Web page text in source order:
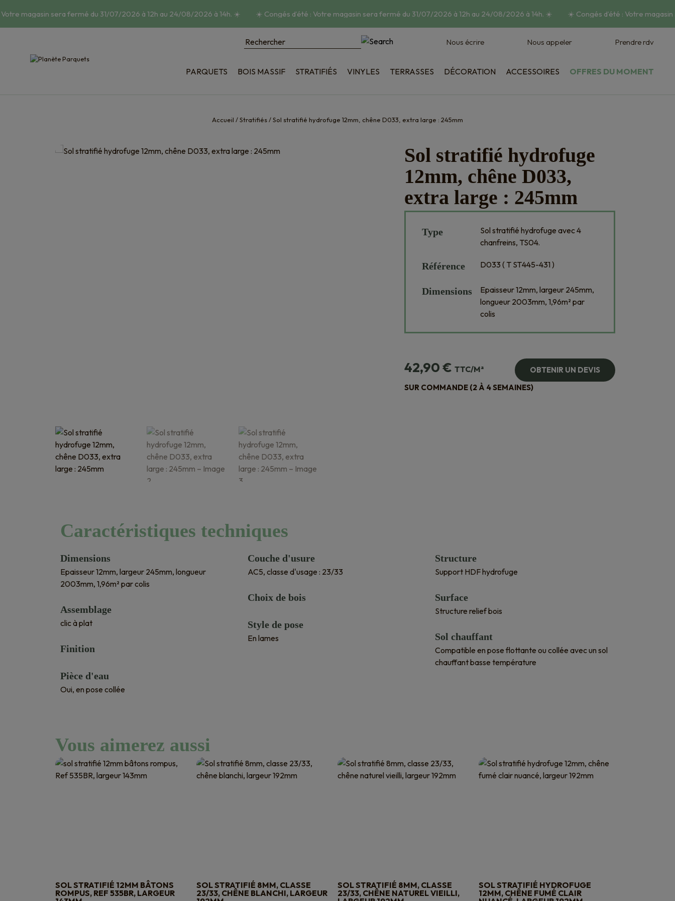
magasin sera fermé du 31/07/2026 à 12h au 24/08/2026 à 14h.☀️ ☀️Congés d’été : Votre magasin sera fermé du 31/07/2026 à 12h au 24/08/2026 à 14h.☀️ ☀️Congés d’été : Votre magasin
Nous écrire Nous appeler Prendre rdv
PARQUETS
Bois exotique
BOIS MASSIF STRATIFIÉS VINYLES
TERRASSES
Accessoires
DÉCORATION
ACCESSOIRES OFFRES DU MOMENT
Accueil /Stratifiés/Sol stratifié hydrofuge 12mm, chêne D033, extra large : 245mm
Sol stratifié hydrofuge
12mm, chêne D033,
extra large : 245mm
Type
Sol stratifié hydrofuge avec 4
chanfreins, TS04.
Référence D033 ( T ST445-431 )
Dimensions
Epaisseur 12mm, largeur 245mm,
longueur 2003mm, 1,96m² par
colis
42,90€ TTC/M²
OBTENIR UN DEVIS
SUR COMMANDE (2 À 4 SEMAINES)
Caractéristiques techniques
Dimensions
Epaisseur 12mm, largeur 245mm, longueur
2003mm, 1,96m² par colis
Assemblage
clic à plat
Finition
Pièce d'eau
Oui, en pose collée
Couche d'usure
AC5, classe d'usage : 23/33
Choix de bois
Style de pose
En lames
Structure
Support HDF hydrofuge
Surface
Structure relief bois
Sol chauffant
Compatible en pose flottante ou collée avec un sol
chauffant basse température
Vous aimerez aussi
SOL STRATIFIÉ 12MM BÂTONS
ROMPUS, REF 535BR, LARGEUR
SOL STRATIFIÉ 8MM, CLASSE
23/33, CHÊNE BLANCHI, LARGEUR
SOL STRATIFIÉ 8MM, CLASSE
23/33, CHÊNE NATUREL VIEILLI,
SOL STRATIFIÉ HYDROFUGE
12MM, CHÊNE FUMÉ CLAIR